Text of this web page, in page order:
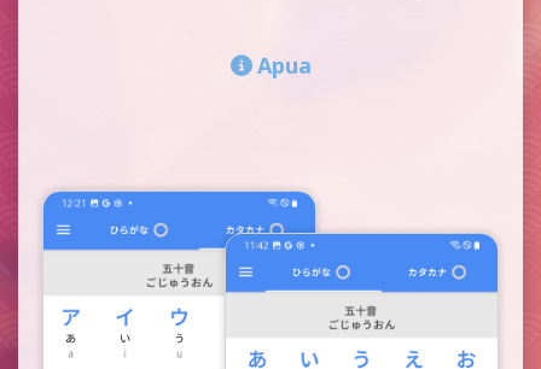
Apua